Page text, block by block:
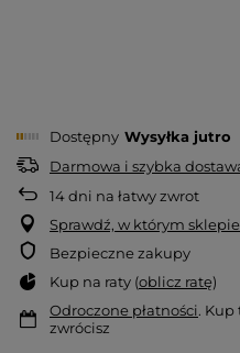
Dostępny Wysyłka jutro
Darmowa i szybka
14dni na łatwy zwrot
Sprawdź, w którym
Bezpieczne zakupy
Kup na raty (oblicz ratę)
Odroczone płatności. Kup
zwrócisz